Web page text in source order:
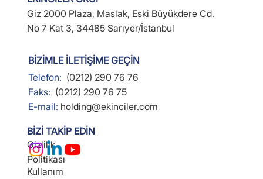
Gizlilik
Politikası
Kullanım
BİZİMLE İLETİŞİME GEÇİN
Telefon: (0212) 290 76 76
Faks: (0212) 290 76 75
E-mail: holding@ekinciler.com
BİZİ TAKİP EDİN
Giz 2000 Plaza, Maslak, Eski Büyükdere Cd.
No 7 Kat 3, 34485 Sarıyer/İstanbul